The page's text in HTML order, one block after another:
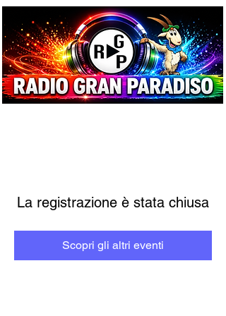
La registrazione è stata chiusa
Scopri gli altri eventi